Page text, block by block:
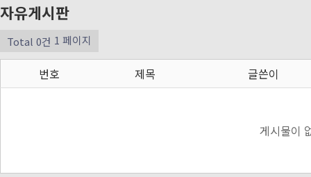
자유게시판
Total 0건 1 페이지
번호 제목 글쓴이
게시물이